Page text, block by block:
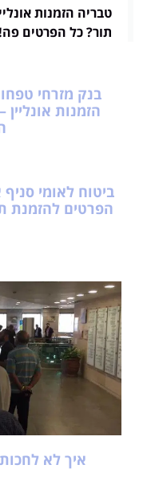
טבריה הזמנות
תור? כל הפרטים פה!
בנק מזרחי
הזמנות
ביטוח לאומי
הפרטים להזמנת
איך לא